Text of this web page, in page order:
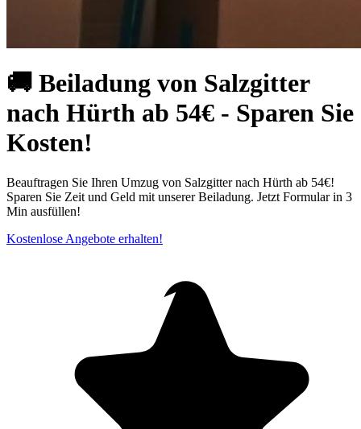
🚚 Beiladung von Salzgitter
nach Hürth ab 54€ - Sparen Sie
Kosten!
Beauftragen Sie Ihren Umzug von Salzgitter nach Hürth ab 54€!
Sparen Sie Zeit und Geld mit unserer Beiladung. Jetzt Formular in 3
Min ausfüllen!
Kostenlose Angebote erhalten!